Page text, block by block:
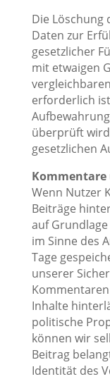
Die Löschung
Daten zur
gesetzlicher
mit etwaigen
erforderlich
überprüft
gesetzlichen
Kommentare
Wenn Nutzer
Beiträge
auf
im Sinne des
Tage
unserer
Inhalte
politische
können wir
Beitrag
Identität des